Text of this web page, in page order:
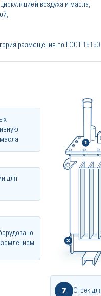
воздуха и масла,
размещения по ГОСТ
для
7 Отсек